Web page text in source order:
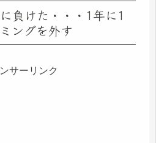
負けた・・・1年に1
ングを外す
サーリンク